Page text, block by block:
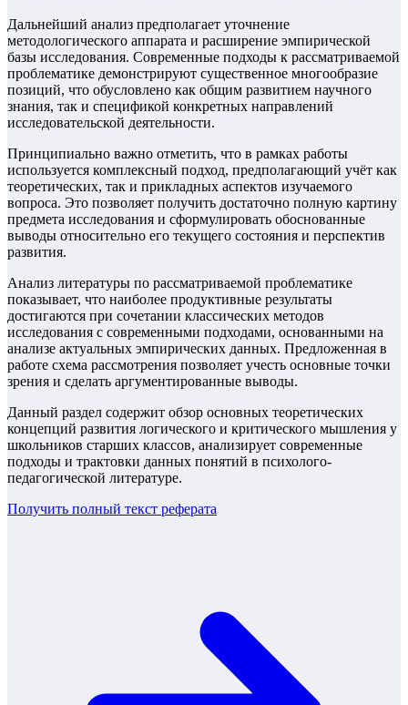
Дальнейший анализ предполагает уточнение
методологического аппарата и расширение эмпирической
базы исследования. Современные подходы к рассматриваемой
проблематике демонстрируют существенное многообразие
позиций, что обусловлено как общим развитием научного
знания, так и спецификой конкретных направлений
исследовательской деятельности.
Принципиально важно отметить, что в рамках работы
используется комплексный подход, предполагающий учёт как
теоретических, так и прикладных аспектов изучаемого
вопроса. Это позволяет получить достаточно полную картину
предмета исследования и сформулировать обоснованные
выводы относительно его текущего состояния и перспектив
развития.
Анализ литературы по рассматриваемой проблематике
показывает, что наиболее продуктивные результаты
достигаются при сочетании классических методов
исследования с современными подходами, основанными на
анализе актуальных эмпирических данных. Предложенная в
работе схема рассмотрения позволяет учесть основные точки
зрения и сделать аргументированные выводы.
Данный раздел содержит обзор основных теоретических
концепций развития логического и критического мышления у
школьников старших классов, анализирует современные
подходы и трактовки данных понятий в психолого-
педагогической литературе.
Получить полный текст реферата